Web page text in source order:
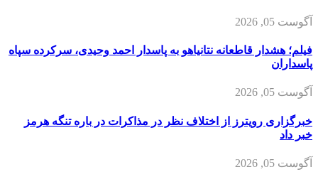
آگوست 05, 2026
فیلم؛ هشدار قاطعانه نتانیاهو به پاسدار احمد وحیدی، سرکرده سپاه
پاسداران
آگوست 05, 2026
خبرگزاری رویترز از اختلاف نظر در مذاکرات در باره تنگه هرمز
خبر داد
آگوست 05, 2026